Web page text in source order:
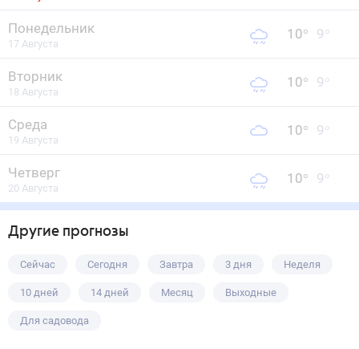
Понедельник
17 Августа
10° 9°
Вторник
18 Августа
10° 9°
Среда
19 Августа
10° 9°
Четверг
20 Августа
10° 9°
Другие прогнозы
Сейчас Сегодня Завтра 3 дня Неделя
10 дней 14 дней Месяц Выходные
Для садовода